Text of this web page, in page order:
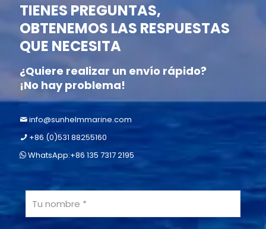
TIENES PREGUNTAS,
OBTENEMOS LAS RESPUESTAS
QUE NECESITA
¿Quiere realizar un envío rápido?
¡No hay problema!
info@sunhelmmarine.com
+86 (0)531 88255160
WhatsApp:+86 135 7317 2195